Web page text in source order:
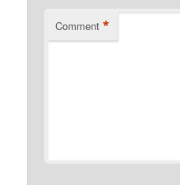
Comment *